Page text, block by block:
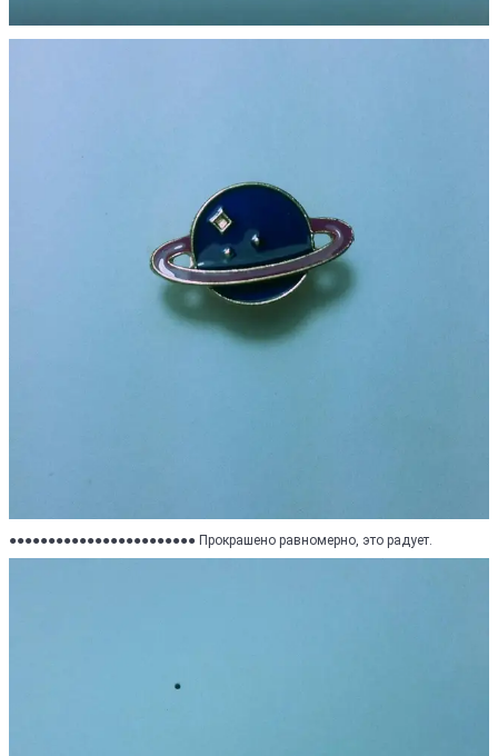
●●●●●●●●●●●●●●●●●●●●●●●● Прокрашено равномерно, это радует.